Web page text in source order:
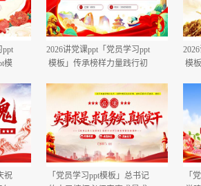
ppt
模
2026讲党课ppt「党员学习ppt
模板」传承榜样力量践行初
得者精神党课ppt模板「带完
整内容」.pptx
模
教
祝
「党员学习ppt模板」总书记
「